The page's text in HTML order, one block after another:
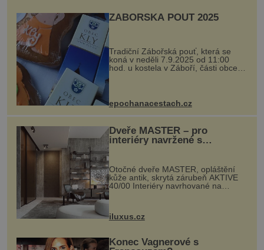
ZÁBOŘSKÁ POUŤ 2025
Tradiční Zábořská pouť, která se
koná v neděli 7.9.2025 od 11:00
hod. u kostela v Záboří, části obce
Kly u Mělníka. V programu naleznete
komentovanou prohlídku kostela,
epochanacestach.cz
Dveře MASTER – pro
interiéry navržené s
rozumem i vášní!
Otočné dveře MASTER, opláštění
kůže antik, skrytá zárubeň AKTIVE
40/00 Interiéry navrhované na
zakázku často vyžadují atypické
rozměry nejen nábytku, ale i
dnes umož...
iluxus.cz
Konec Vagnerové s